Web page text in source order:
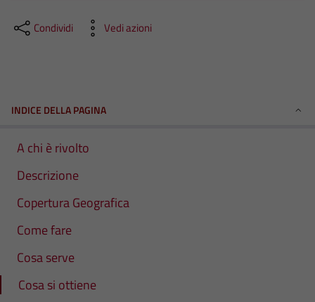
Condividi Vedi azioni
INDICE DELLA PAGINA
A chi è rivolto
Descrizione
Copertura Geografica
Come fare
Cosa serve
Cosa si ottiene